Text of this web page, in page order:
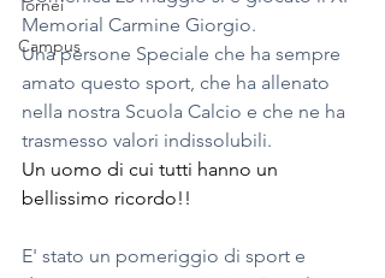
Tornei
Campus
Memorial Carmine Giorgio.
Una persone Speciale che ha sempre
amato questo sport, che ha allenato
nella nostra Scuola Calcio e che ne ha
trasmesso valori indissolubili.
Un uomo di cui tutti hanno un
bellissimo ricordo!!
E' stato un pomeriggio di sport e